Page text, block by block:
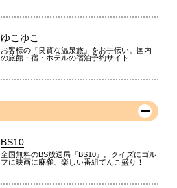
ゆこゆこ
お客様の『良質な温泉旅』をお手伝い。国内
の旅館・宿・ホテルの宿泊予約サイト
BS10
全国無料のBS放送局『BS10』。クイズにゴル
フに映画に麻雀、楽しい番組てんこ盛り！